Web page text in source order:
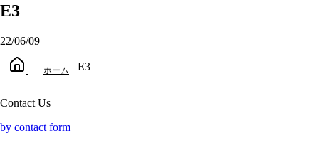
E3
22/06/09
ホーム E3
Contact Us
by contact form